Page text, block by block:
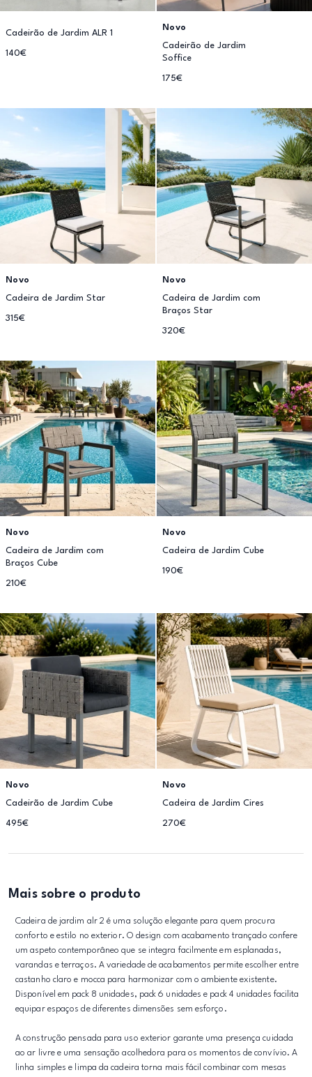
Cadeirão de Jardim ALR 1
140€
Novo
Cadeirão de Jardim
Soffice
175€
Novo
Cadeira de Jardim Star
315€
Novo
Cadeira de Jardim com
Braços Star
320€
Novo
Cadeira de Jardim com
Braços Cube
210€
Novo
Cadeira de Jardim Cube
190€
Novo
Cadeirão de Jardim Cube
495€
Novo
Cadeira de Jardim Cires
270€
Mais sobre o produto
Cadeira de jardim alr 2 é uma solução elegante para quem procura
conforto e estilo no exterior. O design com acabamento trançado confere
um aspeto contemporâneo que se integra facilmente em esplanadas,
varandas e terraços. A variedade de acabamentos permite escolher entre
castanho claro e mocca para harmonizar com o ambiente existente.
Disponível em pack 8 unidades, pack 6 unidades e pack 4 unidades facilita
equipar espaços de diferentes dimensões sem esforço.
A construção pensada para uso exterior garante uma presença cuidada
ao ar livre e uma sensação acolhedora para os momentos de convívio. A
linha simples e limpa da cadeira torna mais fácil combinar com mesas